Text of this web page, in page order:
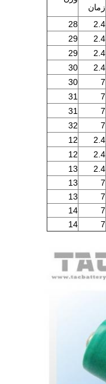
زمان
2.4
28
2.4
29
2.4
29
2.4
30
7
30
7
31
7
31
7
32
2.4
12
2.4
12
2.4
13
7
13
7
13
7
14
7
14